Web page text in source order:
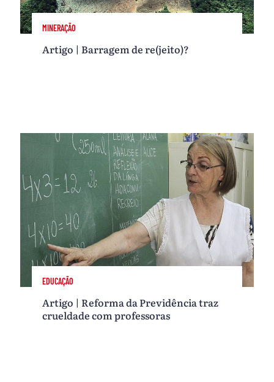
MINERAÇÃO
Artigo | Barragem de re(jeito)?
EDUCAÇÃO
Artigo | Reforma da Previdência traz
crueldade com professoras